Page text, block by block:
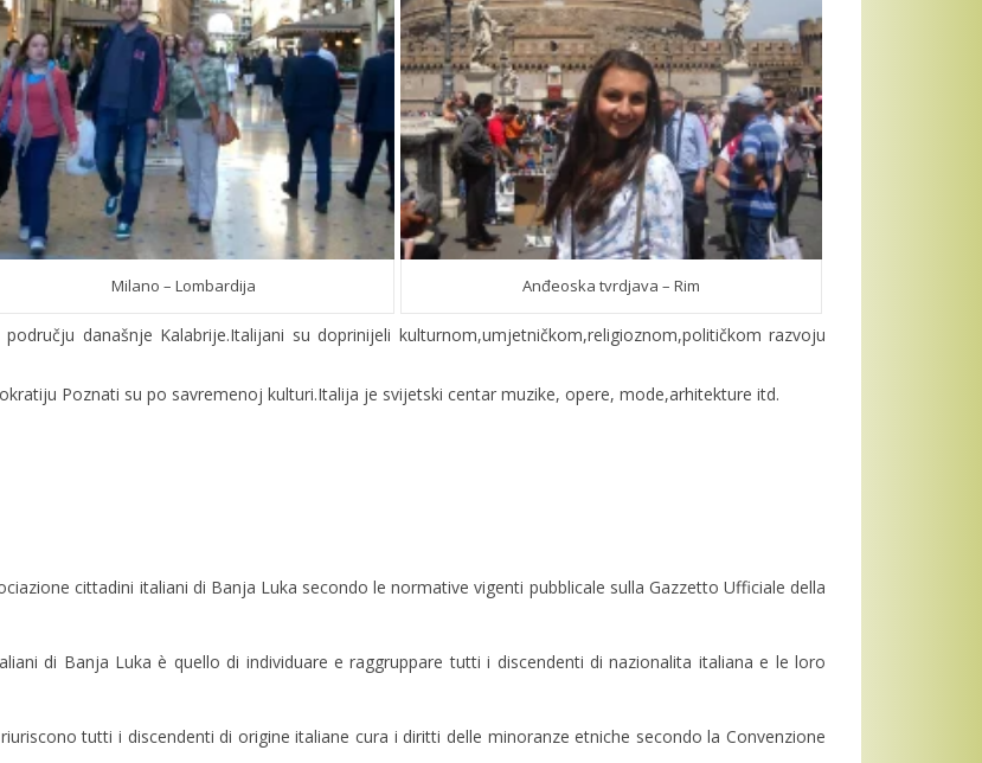
Milano – Lombardija Anđeoska tvrdjava – Rim
današnje Kalabrije.Italijani su doprinijeli kulturnom,umjetničkom,religioznom,političkom razvoju
Poznati su po savremenoj kulturi.Italija je svijetski centar muzike, opere, mode,arhitekture itd.
cittadini italiani di Banja Luka secondo le normative vigenti pubblicale sulla Gazzetto Ufficiale della
di Banja Luka è quello di individuare e raggruppare tutti i discendenti di nazionalita italiana e le loro
tutti i discendenti di origine italiane cura i diritti delle minoranze etniche secondo la Convenzione